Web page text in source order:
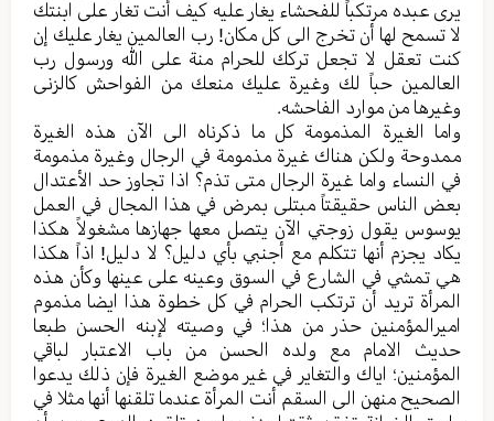
یری عبده مرتکباً للفحشاء یغار علیه کیف أنت تغار علی ابنتك
لا تسمح لها أن تخرج الی کل مکان! رب العالمین یغار عليك إن
کنت تعقل لا تجعل تركك للحرام منة علی الله ورسول رب
العالمین حباً لك وغیرة عليك منعك من الفواحش کالزنی
وغیرها من موارد الفاحشه.
واما الغیرة المذمومة کل ما ذکرناه الی الآن هذه الغیرة
ممدوحة ولکن هناك غيرة مذمومة في الرجال وغیرة مذمومة
في النساء واما غیرة الرجال متی تذم؟ اذا تجاوز حد الأعتدال
بعض الناس حقیقتاً مبتلی بمرض في هذا المجال في العمل
یوسوس یقول زوجتي الآن یتصل معها جهازها مشغولاً هکذا
یکاد یجزم أنها تتکلم مع أجنبي بأي دلیل؟ لا دلیل! اذاً هکذا
هي تمشي في الشارع في السوق وعینه علی عینها وکأن هذه
المرأة ترید أن ترتکب الحرام في کل خطوة هذا ایضا مذموم
امیرالمؤمنین حذر من هذا؛ في وصیته لإبنه الحسن طبعا
حدیث الامام مع ولده الحسن من باب الاعتبار لباقي
المؤمنین؛ ایاك والتغایر في غیر موضع الغیرة فإن ذلك یدعوا
الصحیح منهن الی السقم أنت المرأة عندما تلقنها أنها مثلا في